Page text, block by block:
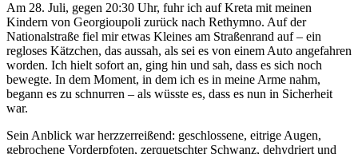
Am 28. Juli, gegen 20:30 Uhr, fuhr ich auf Kreta mit meinen
Kindern von Georgioupoli zurück nach Rethymno. Auf der
Nationalstraße fiel mir etwas Kleines am Straßenrand auf – ein
regloses Kätzchen, das aussah, als sei es von einem Auto angefahren
worden. Ich hielt sofort an, ging hin und sah, dass es sich noch
bewegte. In dem Moment, in dem ich es in meine Arme nahm,
begann es zu schnurren – als wüsste es, dass es nun in Sicherheit
war.
Sein Anblick war herzzerreißend: geschlossene, eitrige Augen,
gebrochene Vorderpfoten, zerquetschter Schwanz, dehydriert und